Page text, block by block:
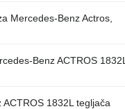
Mercedes-Benz Actros,
Benz ACTROS 1832L
1832L tegljača